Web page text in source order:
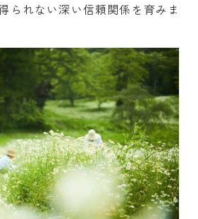
られない深い信頼関係を育みま